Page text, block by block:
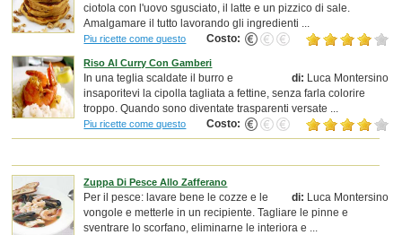
ciotola con l'uovo sgusciato, il latte e un pizzico di sale.
Amalgamare il tutto lavorando gli ingredienti ...
Piu ricette come questo Costo:
Riso Al Curry Con Gamberi
di: Luca Montersino
In una teglia scaldate il burro e
insaporitevi la cipolla tagliata a fettine, senza farla colorire
troppo. Quando sono diventate trasparenti versate ...
Piu ricette come questo Costo:
Zuppa Di Pesce Allo Zafferano
di: Luca Montersino
Per il pesce: lavare bene le cozze e le
vongole e metterle in un recipiente. Tagliare le pinne e
sventrare lo scorfano, eliminarne le interiora e ...